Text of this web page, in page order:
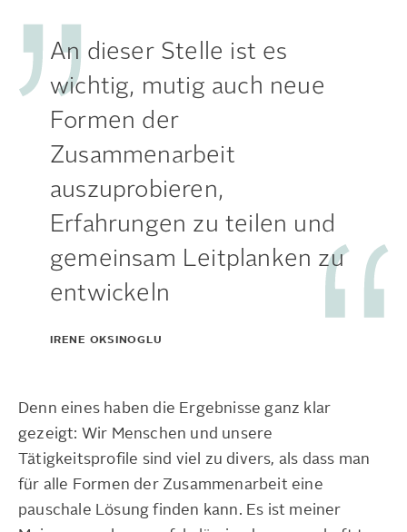
An dieser Stelle ist es
wichtig, mutig auch neue
Formen der
Zusammenarbeit
auszuprobieren,
Erfahrungen zu teilen und
gemeinsam Leitplanken zu
entwickeln
IRENE OKSINOGLU
Denn eines haben die Ergebnisse ganz klar
gezeigt: Wir Menschen und unsere
Tätigkeitsprofile sind viel zu divers, als dass man
für alle Formen der Zusammenarbeit eine
pauschale Lösung finden kann. Es ist meiner